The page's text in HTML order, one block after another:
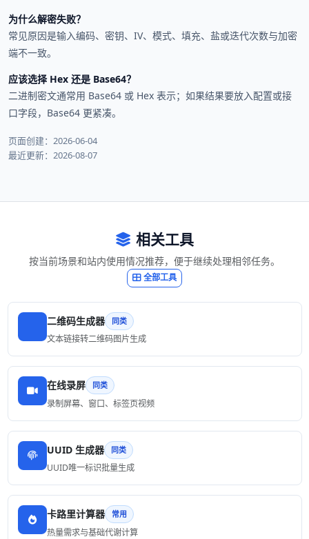
为什么解密失败？
常见原因是输入编码、密钥、IV、模式、填充、盐或迭代次数与加密
端不一致。
应该选择 Hex 还是 Base64？
二进制密文通常用 Base64 或 Hex 表示；如果结果要放入配置或接
口字段，Base64 更紧凑。
页面创建：2026-06-04
最近更新：2026-08-07
相关工具
按当前场景和站内使用情况推荐，便于继续处理相邻任务。
全部工具
二维码生成器 同类
文本链接转二维码图片生成
在线录屏 同类
录制屏幕、窗口、标签页视频
UUID 生成器 同类
UUID唯一标识批量生成
卡路里计算器 常用
热量需求与基础代谢计算